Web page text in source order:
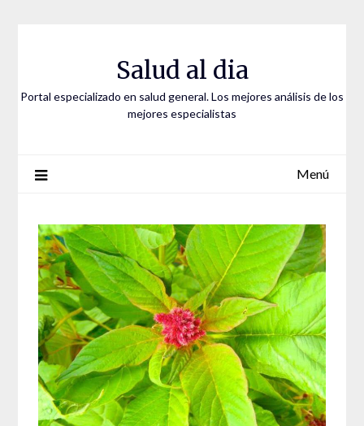
Salud al dia
Portal especializado en salud general. Los mejores análisis de los
mejores especialistas
Menú